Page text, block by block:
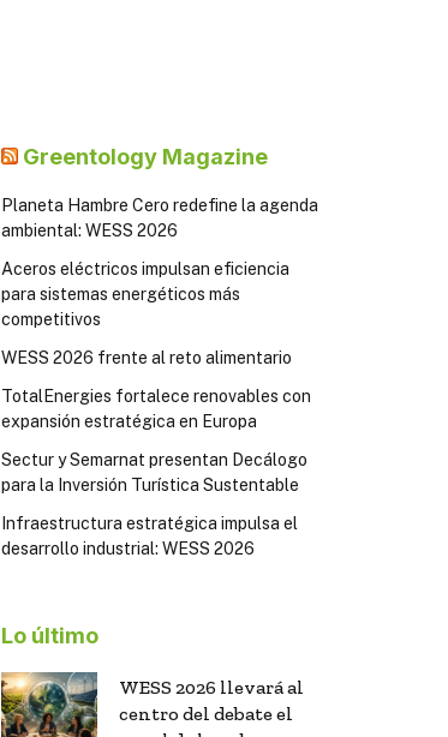
Greentology Magazine
Planeta Hambre Cero redefine la agenda
ambiental: WESS 2026
Aceros eléctricos impulsan eficiencia
para sistemas energéticos más
competitivos
WESS 2026 frente al reto alimentario
TotalEnergies fortalece renovables con
expansión estratégica en Europa
Sectur y Semarnat presentan Decálogo
para la Inversión Turística Sustentable
Infraestructura estratégica impulsa el
desarrollo industrial: WESS 2026
Lo último
WESS 2026 llevará al
centro del debate el